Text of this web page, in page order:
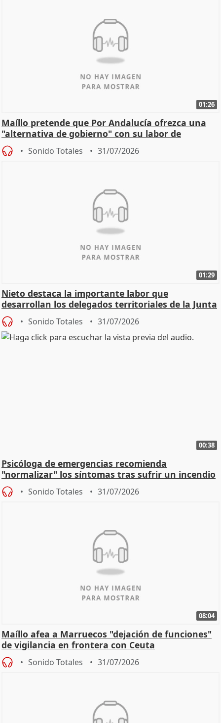
01:26
Maíllo pretende que Por Andalucía ofrezca una
"alternativa de gobierno" con su labor de
oposición
Sonido Totales 31/07/2026
01:29
Nieto destaca la importante labor que
desarrollan los delegados territoriales de la Junta
Sonido Totales 31/07/2026
00:38
Psicóloga de emergencias recomienda
"normalizar" los síntomas tras sufrir un incendio
Sonido Totales 31/07/2026
08:04
Maíllo afea a Marruecos "dejación de funciones"
de vigilancia en frontera con Ceuta
Sonido Totales 31/07/2026